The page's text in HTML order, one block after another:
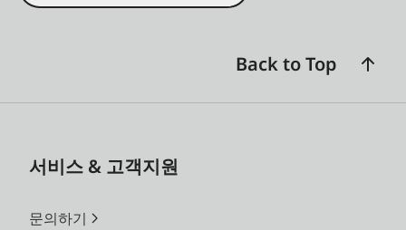
Back to Top
서비스 & 고객지원
문의하기